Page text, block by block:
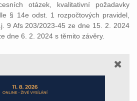
otázek, kvalitativní požadavky
§ 14e odst. 1 rozpočtových pravidel,
9 Afs 203/2023-45 ze dne 15. 2. 2024
dne 6. 2. 2024 s těmito závěry.